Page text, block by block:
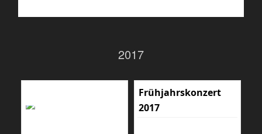
2017
Frühjahrskonzert
2017